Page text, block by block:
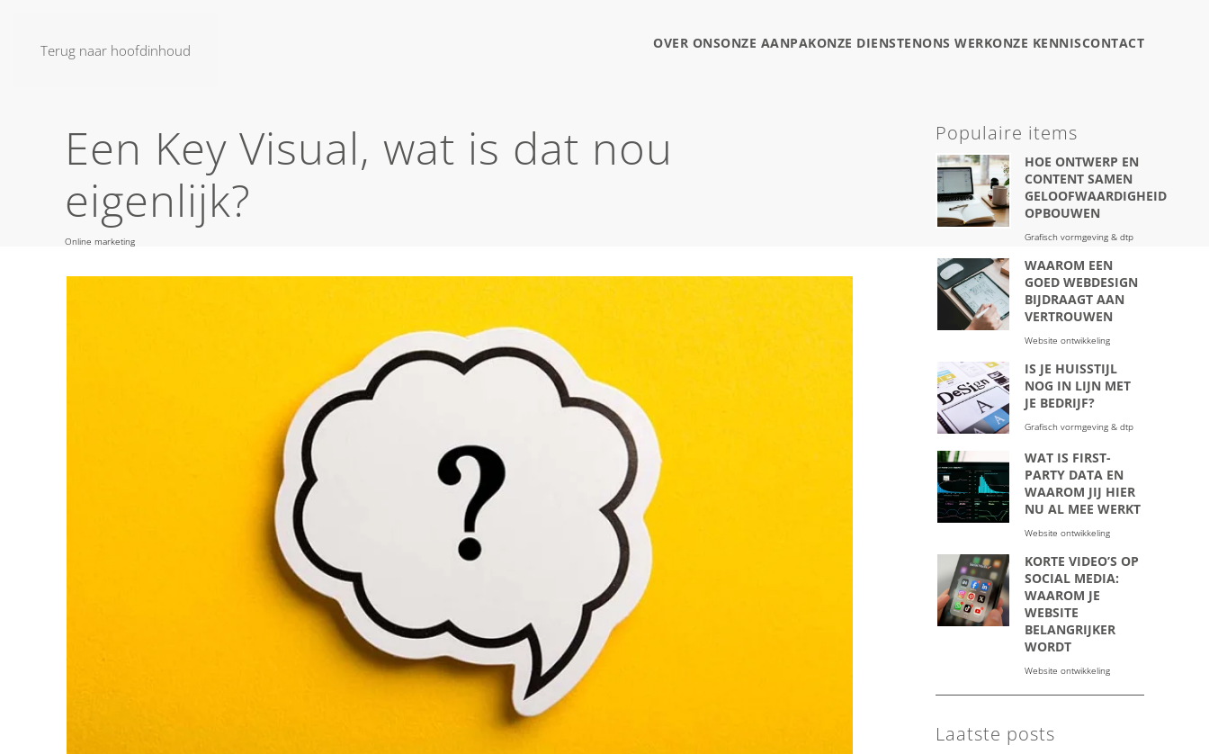
Terug naar hoofdinhoud OVER ONSONZE AANPAKONZE DIENSTENONS WERKONZE KENNISCONTACT
Een Key Visual, wat is dat nou
eigenlijk?
Online marketing
Populaire items
HOE ONTWERP EN
CONTENT SAMEN
GELOOFWAARDIGHEID
OPBOUWEN
Grafisch vormgeving & dtp
WAAROM EEN
GOED WEBDESIGN
BIJDRAAGT AAN
VERTROUWEN
Website ontwikkeling
IS JE HUISSTIJL
NOG IN LIJN MET
JE BEDRIJF?
Grafisch vormgeving & dtp
WAT IS FIRST-
PARTY DATA EN
WAAROM JIJ HIER
NU AL MEE WERKT
Website ontwikkeling
KORTE VIDEO’S OP
SOCIAL MEDIA:
WAAROM JE
WEBSITE
BELANGRIJKER
WORDT
Website ontwikkeling
Laatste posts